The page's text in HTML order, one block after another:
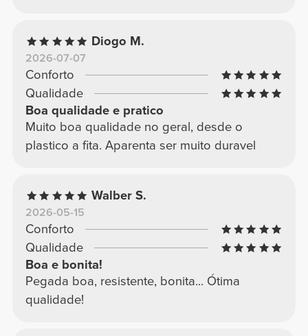
Diogo M.
2026-07-07
Conforto
Qualidade
Boa qualidade e pratico
Muito boa qualidade no geral, desde o
plastico a fita. Aparenta ser muito duravel
Walber S.
2026-05-15
Conforto
Qualidade
Boa e bonita!
Pegada boa, resistente, bonita... Ótima
qualidade!